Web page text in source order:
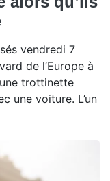
vendredi 7
de l’Europe à
trottinette
une voiture. L’un